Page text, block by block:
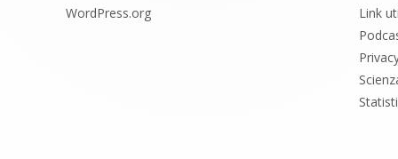
WordPress.org
Link